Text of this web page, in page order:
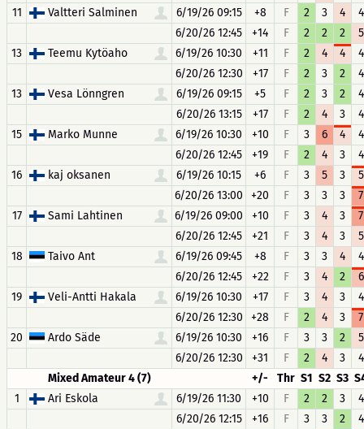
11
Valtteri Salminen 6/19/26 09:15 +8 F 2 3 4
4
6/20/26 12:45
+14 F 2 2 2
5
13
Teemu Kytöaho 6/19/26 10:30 +11 F 2 4 4
4
6/20/26 12:30
+17 F 2 3 2
4
13
Vesa Lönngren 6/19/26 09:15 +5 F 2 3 2
4
6/20/26 13:15
+17 F 2 4 3
4
15
Marko Munne 6/19/26 10:30 +10 F 3 6 4
4
6/20/26 12:45
+19 F 2 4 3
4
16
kaj oksanen 6/19/26 10:15 +6 F 3 5 3
5
6/20/26 13:00
+20 F 3 3 3
7
17
Sami Lahtinen 6/19/26 09:00 +10 F 3 4 3
7
6/20/26 12:45
+21 F 3 4 3
5
18
Taivo Ant 6/19/26 09:45 +8 F 3 3 4
4
6/20/26 12:45
+22 F 3 4 2
6
19
Veli-Antti Hakala 6/19/26 10:30 +17 F 3 4 3
4
6/20/26 12:30
+28 F 2 4 3
7
20
Ardo Säde 6/19/26 10:30 +16 F 3 3 2
5
6/20/26 12:30
+31 F 2 4 3
4
Mixed Amateur 4 (7)
+/- Thr S1 S2 S3
1
Ari Eskola 6/19/26 11:30 +10 F 2 2 3
4
6/20/26 12:15
+16 F 3 3 2
4